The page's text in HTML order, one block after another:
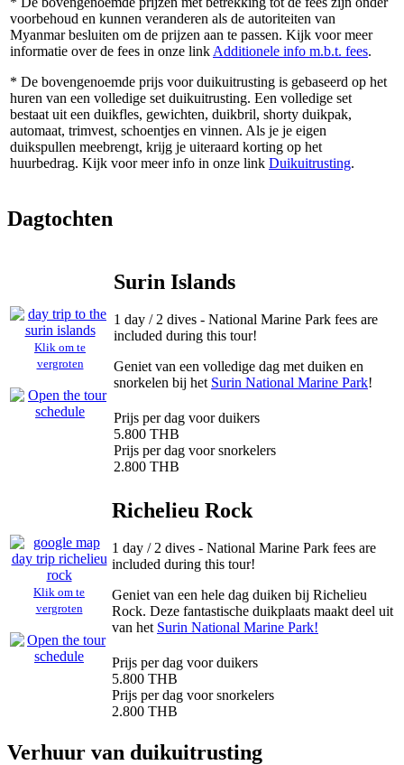
voorbehoud en kunnen veranderen als de autoriteiten van
Myanmar besluiten om de prijzen aan te passen. Kijk voor meer
informatie over de fees in onze link Additionele info m.b.t. fees.
* De bovengenoemde prijs voor duikuitrusting is gebaseerd op het
huren van een volledige set duikuitrusting. Een volledige set
bestaat uit een duikfles, gewichten, duikbril, shorty duikpak,
automaat, trimvest, schoentjes en vinnen. Als je je eigen
duikspullen meebrengt, krijg je uiteraard korting op het
huurbedrag. Kijk voor meer info in onze link Duikuitrusting.
Dagtochten
Klik om te
vergroten
Surin Islands
1 day / 2 dives - National Marine Park fees are
included during this tour!
Geniet van een volledige dag met duiken en
snorkelen bij het Surin National Marine Park!
Prijs per dag voor duikers
5.800 THB
Prijs per dag voor snorkelers
2.800 THB
Klik om te
vergroten
Richelieu Rock
1 day / 2 dives - National Marine Park fees are
included during this tour!
Geniet van een hele dag duiken bij Richelieu
Rock. Deze fantastische duikplaats maakt deel uit
van het Surin National Marine Park!
Prijs per dag voor duikers
5.800 THB
Prijs per dag voor snorkelers
2.800 THB
Verhuur van duikuitrusting